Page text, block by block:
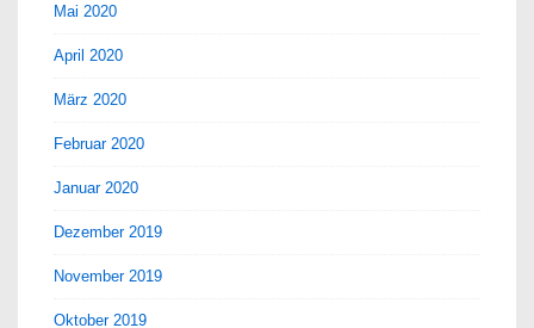
Mai 2020
April 2020
März 2020
Februar 2020
Januar 2020
Dezember 2019
November 2019
Oktober 2019